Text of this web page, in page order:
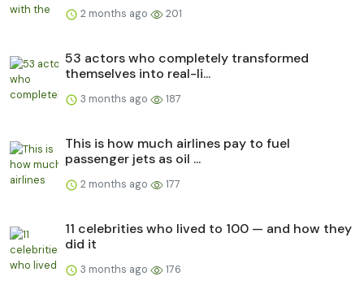
2 months ago 201
53 actors who completely transformed
themselves into real-li...
3 months ago 187
This is how much airlines pay to fuel
passenger jets as oil ...
2 months ago 177
11 celebrities who lived to 100 — and how they
did it
3 months ago 176